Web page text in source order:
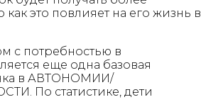
это повлияет на его жизнь в
с потребностью в
еще одна базовая
в АВТОНОМИИ/
По статистике, дети